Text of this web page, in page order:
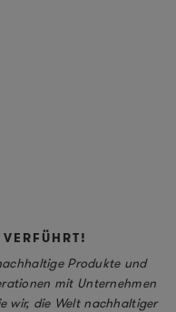
Produkte und
mit Unternehmen
wir, die Welt nachhaltiger